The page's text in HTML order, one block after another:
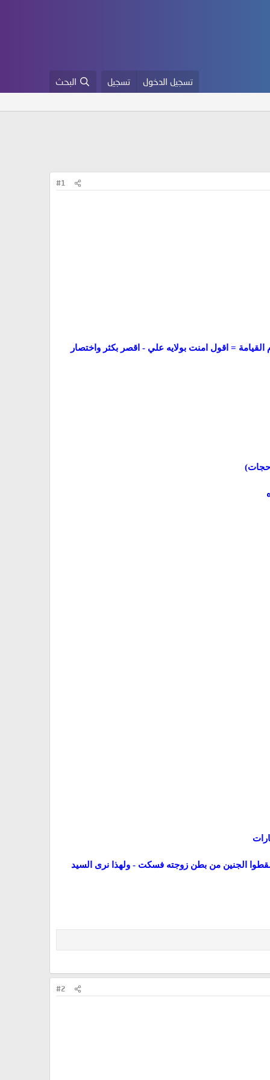
تسجيل الدخول تسجيل البحث
#1
القيامة = اقول امنت بولايه علي - اقصر بكثر واختصار
الجنين من بطن زوجته فسكت - ولهذا نرى السيد
#2